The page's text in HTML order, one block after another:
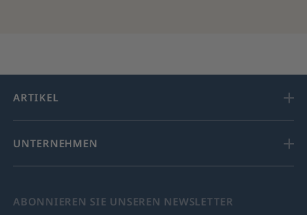
ARTIKEL
UNTERNEHMEN
ABONNIEREN SIE UNSEREN NEWSLETTER